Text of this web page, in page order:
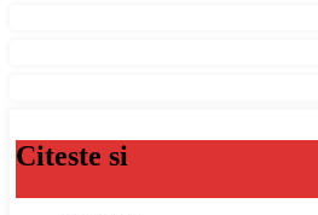
Citeste si